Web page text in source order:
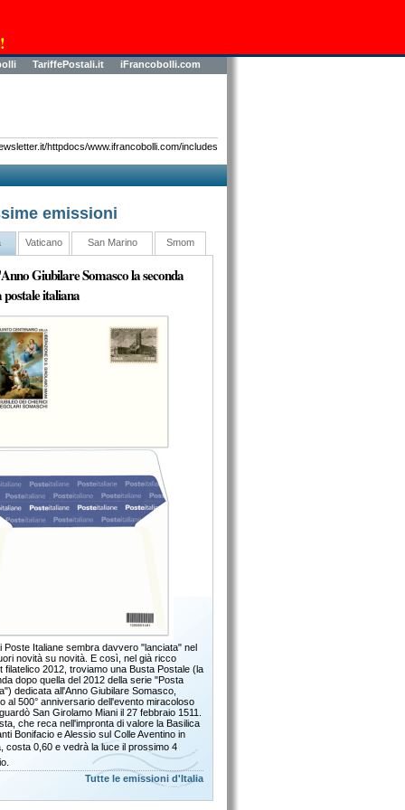
TariffePostali.it iFrancobolli.com
httpdocs/www.ifrancobolli.com/includes
emissioni
Vaticano San Marino Smom
Giubilare Somasco la seconda
postale italiana
Poste Italiane sembra davvero "lanciata" nel
novità su novità. E così, nel già ricco
filatelico 2012, troviamo una Busta Postale (la
dopo quella del 2012 della serie "Posta
dedicata all'Anno Giubilare Somasco,
al 500° anniversario dell'evento miracoloso
San Girolamo Miani il 27 febbraio 1511.
che reca nell'impronta di valore la Basilica
Bonifacio e Alessio sul Colle Aventino in
costa 0,60 e vedrà la luce il prossimo 4
Tutte le emissioni d'Italia